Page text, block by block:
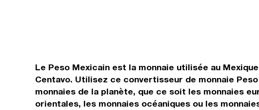
Le Peso Mexicain est la monnaie utilisée au
Centavo. Utilisez ce convertisseur de monnaie
monnaies de la planète, que ce soit les monnaies
orientales, les monnaies océaniques ou les